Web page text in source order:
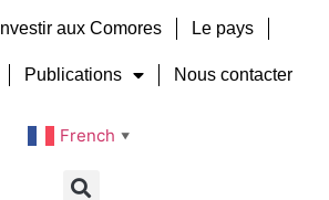
Investir aux Comores Le pays
Publications Nous contacter
French ▼